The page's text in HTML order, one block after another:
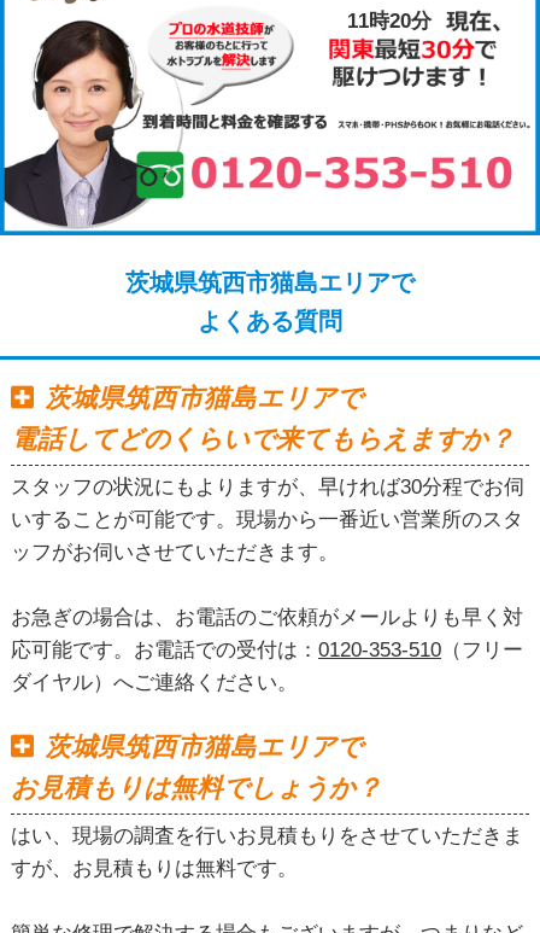
11時20分
茨城県筑西市猫島エリアで
よくある質問
茨城県筑西市猫島エリアで
電話してどのくらいで来てもらえますか？
スタッフの状況にもよりますが、早ければ30分程でお伺
いすることが可能です。現場から一番近い営業所のスタ
ッフがお伺いさせていただきます。
お急ぎの場合は、お電話のご依頼がメールよりも早く対
応可能です。お電話での受付は： 0120-353-510（フリー
ダイヤル）へご連絡ください。
茨城県筑西市猫島エリアで
お見積もりは無料でしょうか？
はい、現場の調査を行いお見積もりをさせていただきま
すが、お見積もりは無料です。